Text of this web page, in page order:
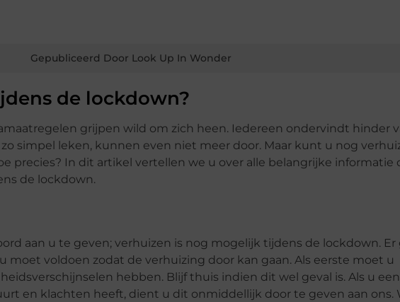
Gepubliceerd Door Look Up In Wonder
de lockdown?
grijpen wild om zich heen. Iedereen ondervindt hinder
simpel leken, kunnen even niet meer door. Maar kunt u nog
precies? In dit artikel vertellen we u over alle belangrijke informatie
de lockdown.
aan u te geven; verhuizen is nog mogelijk tijdens de lockdown. Er
moet voldoen zodat de verhuizing door kan gaan. Als eerste moet u
hebben. Blijf thuis indien dit wel geval is. Als u een
en klachten heeft, dient u dit onmiddellijk door te geven aan ons.